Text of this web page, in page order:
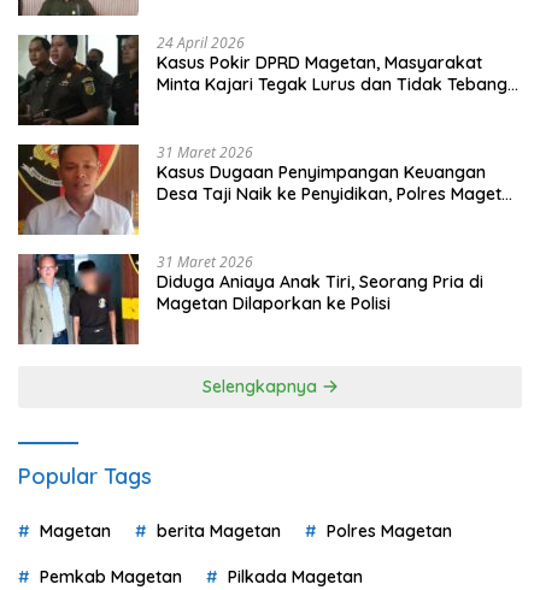
24 April 2026
Kasus Pokir DPRD Magetan, Masyarakat
Minta Kajari Tegak Lurus dan Tidak Tebang
31 Maret 2026
Kasus Dugaan Penyimpangan Keuangan
Desa Taji Naik ke Penyidikan, Polres Magetan
31 Maret 2026
Diduga Aniaya Anak Tiri, Seorang Pria di
Magetan Dilaporkan ke Polisi
Selengkapnya
Popular Tags
Magetan berita Magetan Polres Magetan
Pemkab Magetan Pilkada Magetan